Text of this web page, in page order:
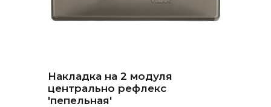
Накладка на 2 модуля
центрально рефлекс
'пепельная'